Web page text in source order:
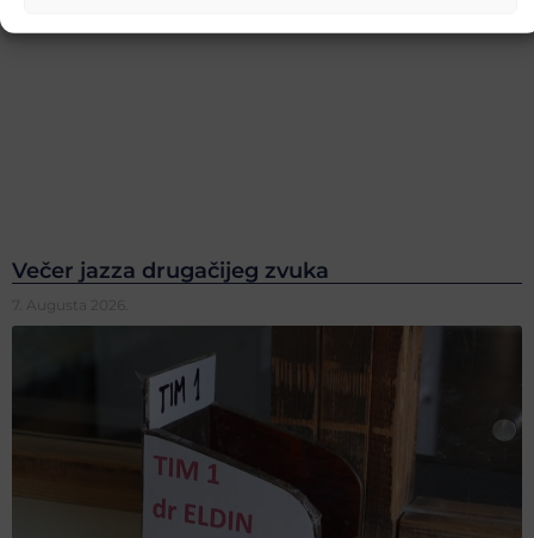
Večer jazza drugačijeg zvuka
7. Augusta 2026.